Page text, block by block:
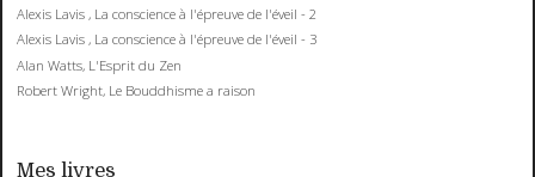
Alexis Lavis , La conscience à l'épreuve de l'éveil - 2
Alexis Lavis , La conscience à l'épreuve de l'éveil - 3
Alan Watts, L'Esprit du Zen
Robert Wright, Le Bouddhisme a raison
Mes livres